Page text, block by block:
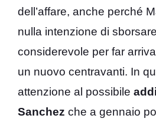
dell’affare, anche perché
nulla intenzione di
considerevole per far
un nuovo centravanti. In
attenzione al possibile
Sanchez che a gennaio